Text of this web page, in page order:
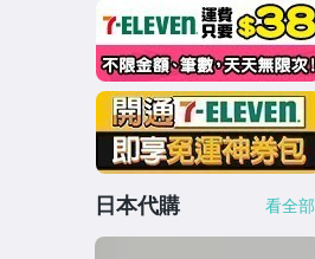
日本代購 看全部